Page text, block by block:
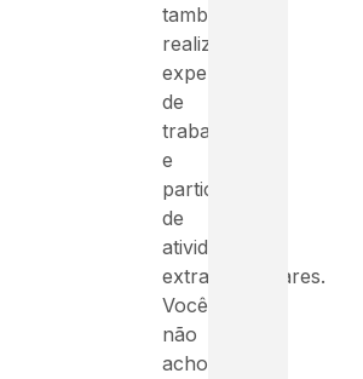
também
realizaram
experiência
de
trabalho
e
participam
de
atividades
extracurriculares.
Você
não
achou